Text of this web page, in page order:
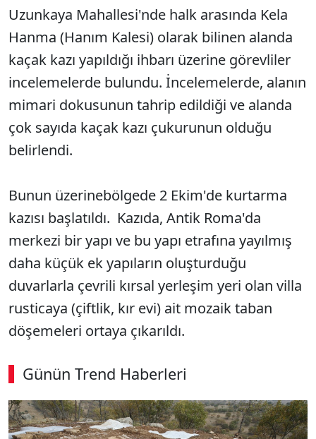
Uzunkaya Mahallesi'nde halk arasında Kela
Hanma (Hanım Kalesi) olarak bilinen alanda
kaçak kazı yapıldığı ihbarı üzerine görevliler
incelemelerde bulundu. İncelemelerde, alanın
mimari dokusunun tahrip edildiği ve alanda
çok sayıda kaçak kazı çukurunun olduğu
belirlendi.
Bunun üzerinebölgede 2 Ekim'de kurtarma
kazısı başlatıldı. Kazıda, Antik Roma'da
merkezi bir yapı ve bu yapı etrafına yayılmış
daha küçük ek yapıların oluşturduğu
duvarlarla çevrili kırsal yerleşim yeri olan villa
rusticaya (çiftlik, kır evi) ait mozaik taban
döşemeleri ortaya çıkarıldı.
Günün Trend Haberleri
00:02 / 08:06
Sesi Aç